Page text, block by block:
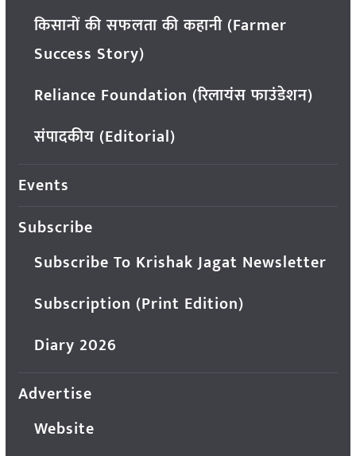
किसानों की सफलता की कहानी (Farmer
Success Story)
Reliance Foundation (रिलायंस फाउंडेशन)
संपादकीय (Editorial)
Events
Subscribe
Subscribe To Krishak Jagat Newsletter
Subscription (Print Edition)
Diary 2026
Advertise
Website